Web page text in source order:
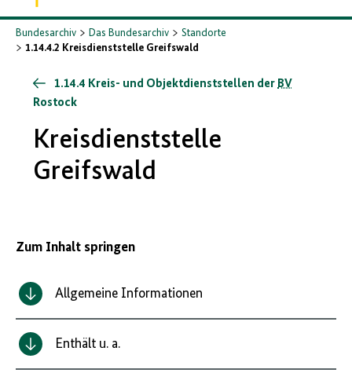
Bundesarchiv Das Bundesarchiv
Standorte
1.14.4.2 Kreisdienststelle Greifswald
1.14.4 Kreis- und Objektdienststellen der BV
Rostock
Kreisdienststelle
Greifswald
Zum Inhalt springen
Allgemeine Informationen
Enthält u. a.